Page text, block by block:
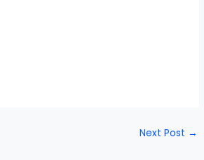
Next Post →